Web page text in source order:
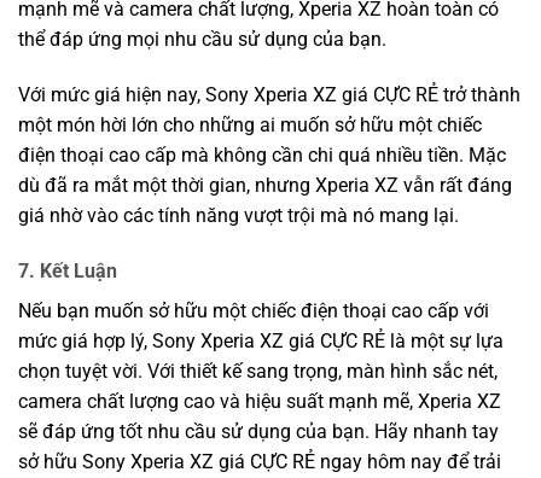
mạnh mẽ và camera chất lượng, Xperia XZ hoàn toàn có
thể đáp ứng mọi nhu cầu sử dụng của bạn.
Với mức giá hiện nay, Sony Xperia XZ giá CỰC RẺ trở thành
một món hời lớn cho những ai muốn sở hữu một chiếc
điện thoại cao cấp mà không cần chi quá nhiều tiền. Mặc
dù đã ra mắt một thời gian, nhưng Xperia XZ vẫn rất đáng
giá nhờ vào các tính năng vượt trội mà nó mang lại.
7. Kết Luận
Nếu bạn muốn sở hữu một chiếc điện thoại cao cấp với
mức giá hợp lý, Sony Xperia XZ giá CỰC RẺ là một sự lựa
chọn tuyệt vời. Với thiết kế sang trọng, màn hình sắc nét,
camera chất lượng cao và hiệu suất mạnh mẽ, Xperia XZ
sẽ đáp ứng tốt nhu cầu sử dụng của bạn. Hãy nhanh tay
sở hữu Sony Xperia XZ giá CỰC RẺ ngay hôm nay để trải